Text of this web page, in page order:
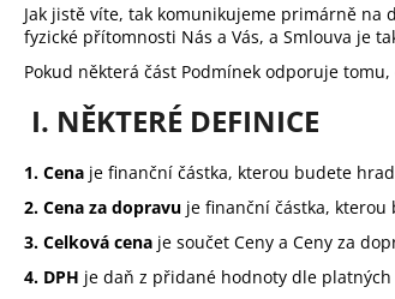
Jak jistě víte, tak komunikujeme primárně
fyzické přítomnosti Nás a Vás, a Smlouva je
Pokud některá část Podmínek odporuje
I. NĚKTERÉ DEFINICE
1. Cena je finanční částka, kterou budete
2. Cena za dopravu je finanční částka,
3. Celková cena je součet Ceny a Ceny za
4. DPH je daň z přidané hodnoty dle
KAHÁVA ESPRESSO SIRUP 350